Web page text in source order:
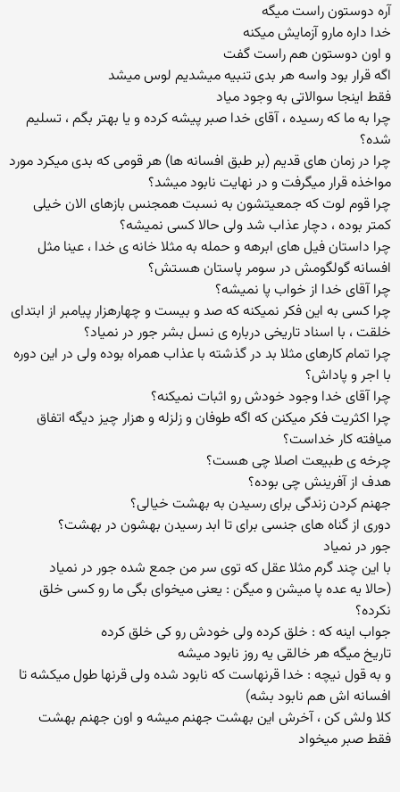
آره دوستون راست میگه
خدا داره مارو آزمایش میکنه
و اون دوستون هم راست گفت
اگه قرار بود واسه هر بدی تنبیه میشدیم لوس میشد
فقط اینجا سوالاتی به وجود میاد
چرا به ما که رسیده ، آقای خدا صبر پیشه کرده و یا بهتر بگم ، تسلیم
شده؟
چرا در زمان های قدیم (بر طبق افسانه ها) هر قومی که بدی میکرد مورد
مواخذه قرار میگرفت و در نهایت نابود میشد؟
چرا قوم لوت که جمعیتشون به نسبت همجنس بازهای الان خیلی
کمتر بوده ، دچار عذاب شد ولی حالا کسی نمیشه؟
چرا داستان فیل های ابرهه و حمله به مثلا خانه ی خدا ، عینا مثل
افسانه گولگومش در سومر پاستان هستش؟
چرا آقای خدا از خواب پا نمیشه؟
چرا کسی به این فکر نمیکنه که صد و بیست و چهارهزار پیامبر از ابتدای
خلقت ، با اسناد تاریخی درباره ی نسل بشر جور در نمیاد؟
چرا تمام کارهای مثلا بد در گذشته با عذاب همراه بوده ولی در این دوره
با اجر و پاداش؟
چرا آقای خدا وجود خودش رو اثبات نمیکنه؟
چرا اکثریت فکر میکنن که اگه طوفان و زلزله و هزار چیز دیگه اتفاق
میافته کار خداست؟
چرخه ی طبیعت اصلا چی هست؟
هدف از آفرینش چی بوده؟
جهنم کردن زندگی برای رسیدن به بهشت خیالی؟
دوری از گناه های جنسی برای تا ابد رسیدن بهشون در بهشت؟
جور در نمیاد
با این چند گرم مثلا عقل که توی سر من جمع شده جور در نمیاد
(حالا یه عده پا میشن و میگن : یعنی میخوای بگی ما رو کسی خلق
نکرده؟
جواب اینه که : خلق کرده ولی خودش رو کی خلق کرده
تاریخ میگه هر خالقی یه روز نابود میشه
و به قول نیچه : خدا قرنهاست که نابود شده ولی قرنها طول میکشه تا
افسانه اش هم نابود بشه)
کلا ولش کن ، آخرش این بهشت جهنم میشه و اون جهنم بهشت
فقط صبر میخواد